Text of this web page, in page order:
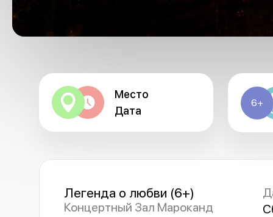
Место
Дата
6+
Легенда о любви (6+)
Концертный Зал Мароканд